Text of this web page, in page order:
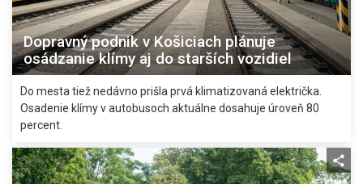
Dopravný podnik v Košiciach plánuje
osádzanie klímy aj do starších vozidiel
Do mesta tiež nedávno prišla prvá klimatizovaná električka.
Osadenie klímy v autobusoch aktuálne dosahuje úroveň 80
percent.